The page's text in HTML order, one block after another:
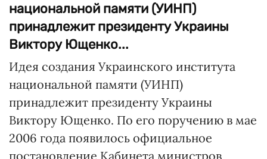
национальной памяти (УИНП)
принадлежит президенту Украины
Виктору Ющенко...
Идея создания Украинского института
национальной памяти (УИНП)
принадлежит президенту Украины
Виктору Ющенко. По его поручению в мае
2006 года появилось официальное
постановление Кабинета министров